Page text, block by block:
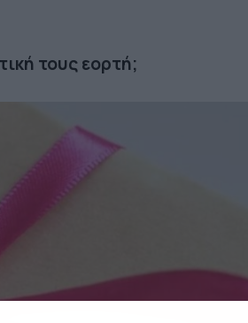
τους εορτή;